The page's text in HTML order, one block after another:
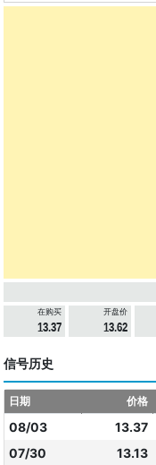
在购买
13.37
开盘价
13.62
信号历史
日期 价格
08/03 13.37
07/30
13.13